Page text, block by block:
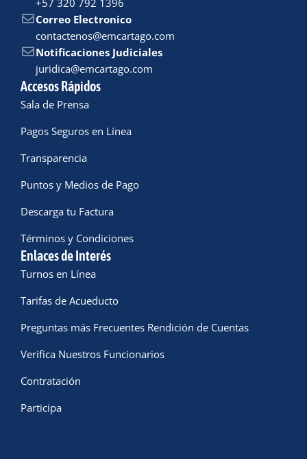
Correo Electronico
contactenos@emcartago.com
Notificaciones Judiciales
juridica@emcartago.com
Accesos Rápidos
Sala de Prensa
Pagos Seguros en Línea
Transparencia
Puntos y Medios de Pago
Descarga tu Factura
Términos y Condiciones
Enlaces de Interés
Turnos en Línea
Tarifas de Acueducto
Preguntas más Frecuentes Rendición de Cuentas
Verifica Nuestros Funcionarios
Contratación
Participa